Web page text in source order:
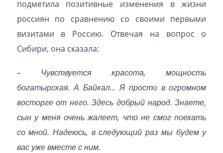
подметила позитивные изменения в жизни
россиян по сравнению со своими первыми
визитами в Россию. Отвечая на вопрос о
Сибири, она сказала:
– Чувствуется красота, мощность
богатырская. А Байкал… Я просто в огромном
восторге от него. Здесь добрый народ. Знаете,
сын у меня очень жалеет, что не смог поехать
со мной. Надеюсь, в следующий раз мы будем у
вас уже вместе с ним.